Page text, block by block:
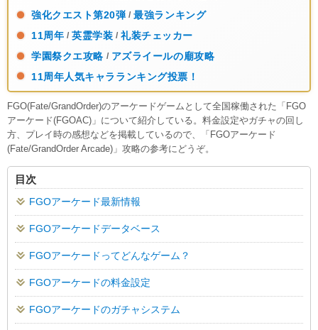
強化クエスト第20弾 / 最強ランキング
11周年 / 英霊学装 / 礼装チェッカー
学園祭クエ攻略 / アズライールの廟攻略
11周年人気キャラランキング投票！
FGO(Fate/GrandOrder)のアーケードゲームとして全国稼働された「FGO
アーケード(FGOAC)」について紹介している。料金設定やガチャの回し
方、プレイ時の感想などを掲載しているので、「FGOアーケード
(Fate/GrandOrder Arcade)」攻略の参考にどうぞ。
目次
FGOアーケード最新情報
FGOアーケードデータベース
FGOアーケードってどんなゲーム？
FGOアーケードの料金設定
FGOアーケードのガチャシステム